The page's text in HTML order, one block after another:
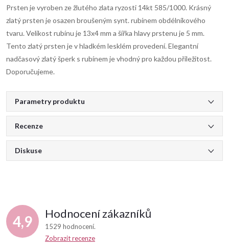
Prsten je vyroben ze žlutého zlata ryzosti 14kt 585/1000. Krásný
zlatý prsten je osazen broušeným synt. rubínem obdélníkového
tvaru. Velikost rubínu je 13x4 mm a šířka hlavy prstenu je 5 mm.
Tento zlatý prsten je v hladkém lesklém provedení. Elegantní
nadčasový zlatý šperk s rubínem je vhodný pro každou příležitost.
Doporučujeme.
Parametry produktu
Recenze
Diskuse
4,9 Hodnocení zákazníků
1529 hodnocení
Zobrazit recenze